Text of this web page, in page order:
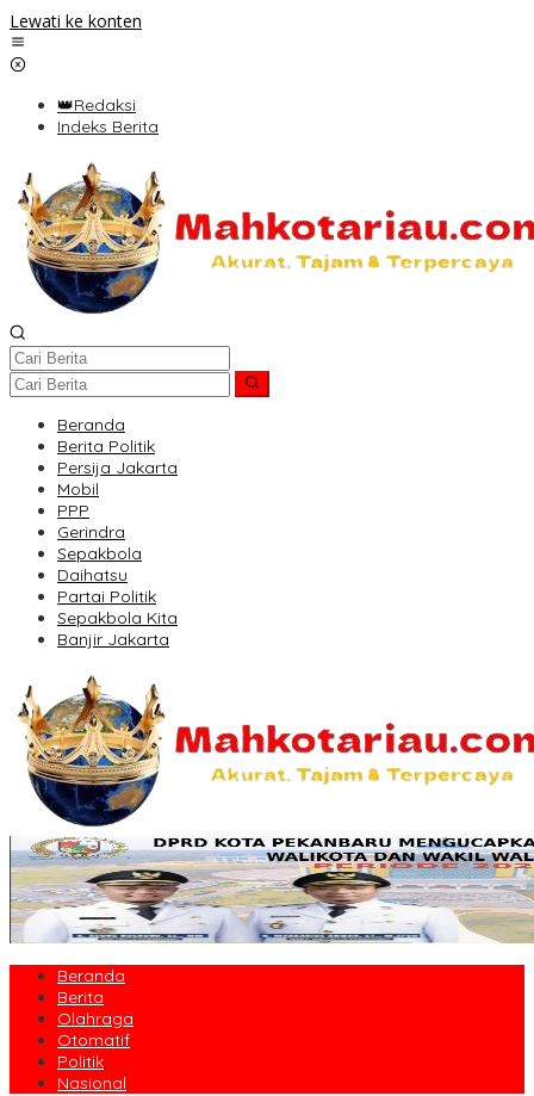
Lewati ke konten
👑Redaksi
Indeks Berita
Beranda
Berita Politik
Persija Jakarta
Mobil
PPP
Gerindra
Sepakbola
Daihatsu
Partai Politik
Sepakbola Kita
Banjir Jakarta
Beranda
Berita
Olahraga
Otomatif
Politik
Nasional